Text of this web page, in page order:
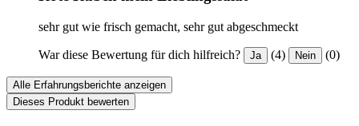
sehr gut wie frisch gemacht, sehr gut abgeschmeckt
War diese Bewertung für dich hilfreich? Ja (4) Nein (0)
Alle Erfahrungsberichte anzeigen
Dieses Produkt bewerten